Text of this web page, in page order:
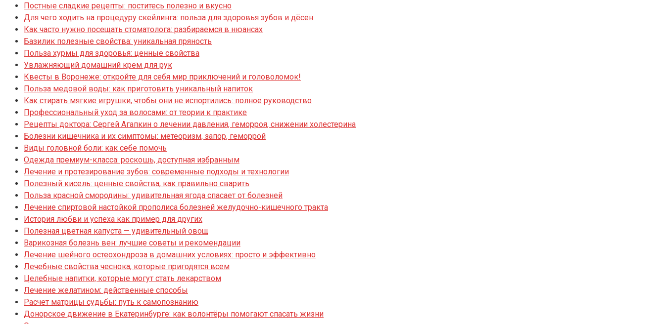
Постные сладкие рецепты: поститесь полезно и вкусно
Для чего ходить на процедуру скейлинга: польза для здоровья зубов и дёсен
Как часто нужно посещать стоматолога: разбираемся в нюансах
Базилик полезные свойства: уникальная пряность
Польза хурмы для здоровья: ценные свойства
Увлажняющий домашний крем для рук
Квесты в Воронеже: откройте для себя мир приключений и головоломок!
Польза медовой воды: как приготовить уникальный напиток
Как стирать мягкие игрушки, чтобы они не испортились: полное руководство
Профессиональный уход за волосами: от теории к практике
Рецепты доктора: Сергей Агапкин о лечении давления, геморроя, снижении холестерина
Болезни кишечника и их симптомы: метеоризм, запор, геморрой
Виды головной боли: как себе помочь
Одежда премиум-класса: роскошь, доступная избранным
Лечение и протезирование зубов: современные подходы и технологии
Полезный кисель: ценные свойства, как правильно сварить
Польза красной смородины: удивительная ягода спасает от болезней
Лечение спиртовой настойкой прополиса болезней желудочно-кишечного тракта
История любви и успеха как пример для других
Полезная цветная капуста — удивительный овощ
Варикозная болезнь вен: лучшие советы и рекомендации
Лечение шейного остеохондроза в домашних условиях: просто и эффективно
Лечебные свойства чеснока, которые пригодятся всем
Целебные напитки, которые могут стать лекарством
Лечение желатином: действенные способы
Расчет матрицы судьбы: путь к самопознанию
Донорское движение в Екатеринбурге: как волонтёры помогают спасать жизни